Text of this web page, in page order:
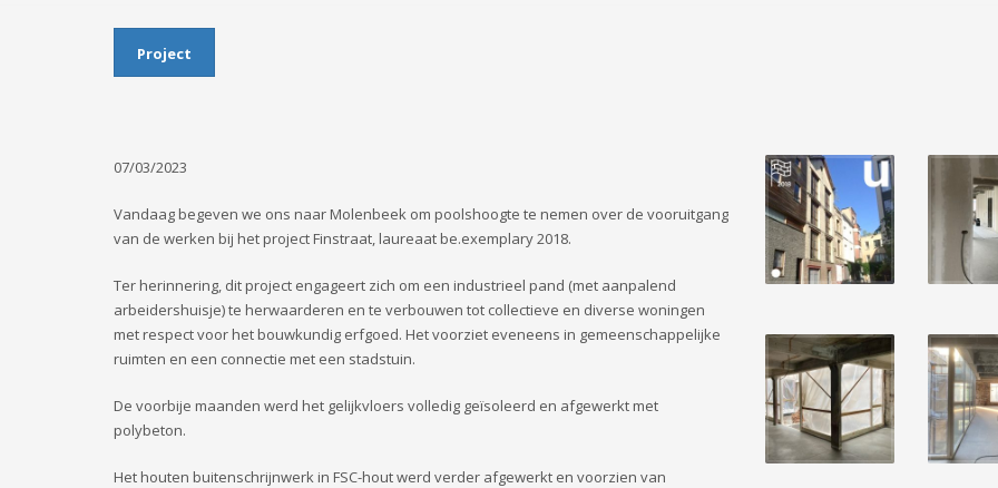
Project
07/03/2023
Vandaag begeven we ons naar Molenbeek om poolshoogte te nemen over de vooruitgang
van de werken bij het project Finstraat, laureaat be.exemplary 2018.
Ter herinnering, dit project engageert zich om een industrieel pand (met aanpalend
arbeidershuisje) te herwaarderen en te verbouwen tot collectieve en diverse woningen
met respect voor het bouwkundig erfgoed. Het voorziet eveneens in gemeenschappelijke
ruimten en een connectie met een stadstuin.
De voorbije maanden werd het gelijkvloers volledig geïsoleerd en afgewerkt met
polybeton.
Het houten buitenschrijnwerk in FSC-hout werd verder afgewerkt en voorzien van